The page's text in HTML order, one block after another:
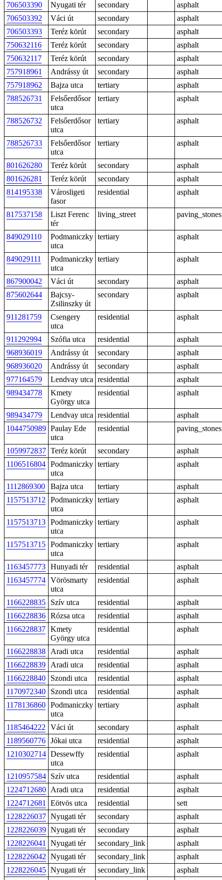
706503390 Nyugati tér secondary
asphalt
706503392
Váci út secondary
asphalt
706503393
Teréz körút secondary
asphalt
750632116
Teréz körút secondary
asphalt
750632117
Teréz körút secondary
asphalt
757918961
Andrássy út secondary
asphalt
757918962
Bajza utca tertiary
asphalt
788526731
Felsőerdősor
utca
tertiary asphalt
788526732
Felsőerdősor
utca
tertiary asphalt
788526733
Felsőerdősor
utca
tertiary asphalt
801626280 Teréz körút secondary
asphalt
801626281
Teréz körút secondary
asphalt
814195338
Városligeti
fasor
residential asphalt
817537158
Liszt Ferenc
tér
living_street paving_stones
849029110
Podmaniczky
utca
tertiary asphalt
849029111
Podmaniczky
utca
tertiary asphalt
867900042 Váci út secondary
asphalt
875602644
Bajcsy-
Zsilinszky út
secondary asphalt
911281759
Csengery
utca
residential asphalt
911292994 Szófia utca residential
asphalt
968936019
Andrássy út secondary
asphalt
968936020
Andrássy út secondary
asphalt
977164579
Lendvay utca residential
asphalt
989434778
Kmety
György utca
residential asphalt
989434779 Lendvay utca residential
asphalt
1044750989 Paulay Ede
utca
residential paving_stones
1059972837 Teréz körút secondary
asphalt
1106516804 Podmaniczky
utca
tertiary asphalt
1112869300 Bajza utca tertiary
asphalt
1157513712
Podmaniczky
utca
tertiary asphalt
1157513713 Podmaniczky
utca
tertiary asphalt
1157513715 Podmaniczky
utca
tertiary asphalt
1163457773 Hunyadi tér residential
asphalt
1163457774 Vörösmarty
utca
residential asphalt
1166228835 Szív utca residential
asphalt
1166228836 Rózsa utca residential
asphalt
1166228837 Kmety
György utca
residential asphalt
1166228838 Aradi utca residential
asphalt
1166228839
Aradi utca residential
asphalt
1166228840
Szondi utca residential
asphalt
1170972340
Szondi utca residential
asphalt
1178136860 Podmaniczky
utca
tertiary asphalt
1185464222 Váci út secondary
asphalt
1189560776 Jókai utca residential
asphalt
1210302714 Dessewffy
utca
residential asphalt
1210957584 Szív utca residential
asphalt
1224712680 Aradi utca residential
asphalt
1224712681
Eötvös utca residential
sett
1228226037 Nyugati tér secondary
asphalt
1228226039 Nyugati tér secondary
asphalt
1228226041
Nyugati tér secondary_link
asphalt
1228226042 Nyugati tér secondary_link
asphalt
1228226045 Nyugati tér secondary_link
asphalt